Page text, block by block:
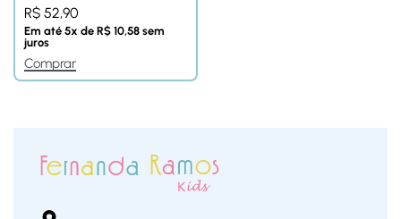
R$ 52,90
Em até 5x de R$ 10,58 sem
juros
Comprar